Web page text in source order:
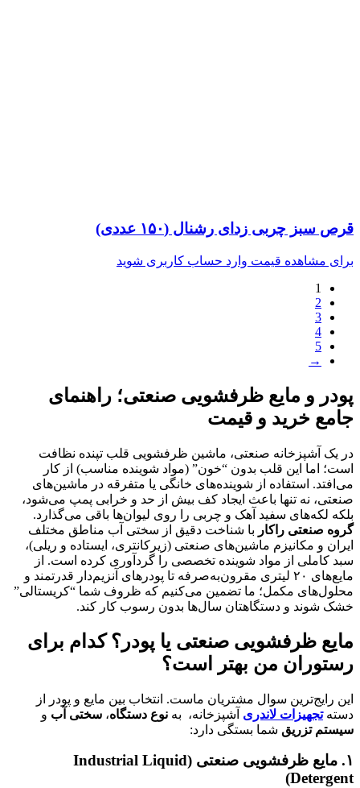
قرص سبز چربی زدای رشنال (۱۵۰ عددی)
برای مشاهده قیمت وارد حساب کاربری شوید
1
2
3
4
5
→
پودر و مایع ظرفشویی صنعتی؛ راهنمای
جامع خرید و قیمت
در یک آشپزخانه صنعتی، ماشین ظرفشویی قلب تپنده نظافت
است؛ اما این قلب بدون “خون” (مواد شوینده مناسب) از کار
می‌افتد. استفاده از شوینده‌های خانگی یا متفرقه در ماشین‌های
صنعتی، نه تنها باعث ایجاد کف بیش از حد و خرابی پمپ می‌شود،
بلکه لکه‌های سفید آهک و چربی را روی لیوان‌ها باقی می‌گذارد.
گروه صنعتی راکار با شناخت دقیق از سختی آب مناطق مختلف
ایران و مکانیزم ماشین‌های صنعتی (زیرکانتری، ایستاده و ریلی)،
سبد کاملی از مواد شوینده تخصصی را گردآوری کرده است. از
مایع‌های ۲۰ لیتری مقرون‌به‌صرفه تا پودرهای آنزیم‌دار قدرتمند و
محلول‌های مکمل؛ ما تضمین می‌کنیم که ظروف شما “کریستالی”
خشک شوند و دستگاهتان سال‌ها بدون رسوب کار کند.
مایع ظرفشویی صنعتی یا پودر؟ کدام برای
رستوران من بهتر است؟
این رایج‌ترین سوال مشتریان ماست. انتخاب بین مایع و پودر از
دستهتجهیزات لاندری آشپزخانه، به نوع دستگاه، سختی آب و
سیستم تزریق شما بستگی دارد:
۱. مایع ظرفشویی صنعتی (Industrial Liquid
Detergent)